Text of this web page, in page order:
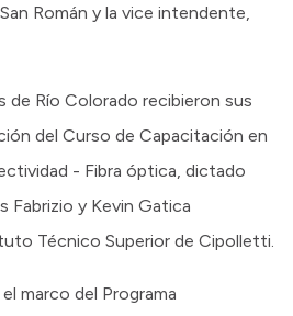
Román y la vice intendente,
de Río Colorado recibieron sus
del Curso de Capacitación en
- Fibra óptica, dictado
Fabrizio y Kevin Gatica
Técnico Superior de Cipolletti.
marco del Programa